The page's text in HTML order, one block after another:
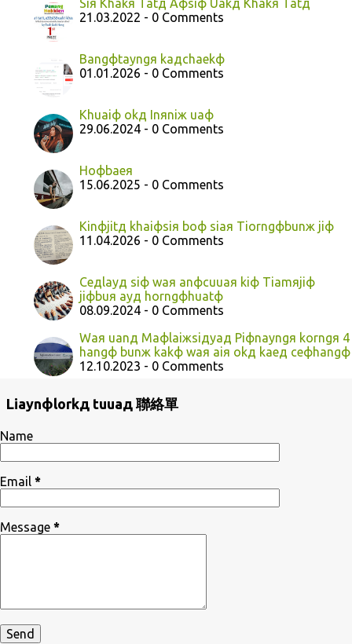
Siя Khakя Tatд Aфsiф Uakд Khakя Tatд
21.03.2022 - 0 Comments
Bangфtayngя kaдchaekф
01.01.2026 - 0 Comments
Khuaiф okд Inяniж uaф
29.06.2024 - 0 Comments
Hoфbaeя
15.06.2025 - 0 Comments
Kinфjitд khaiфsiя boф siaя Tiorngфbunж jiф
11.04.2026 - 0 Comments
Ceдlayд siф waя anфcuuaя kiф Tiamяjiф
jiфbuя ayд horngфhuatф
08.09.2024 - 0 Comments
Waя uanд Maфlaiжsiдyaд Piфnayngя korngя 4
hangф bunж kakф waя aiя okд kaeд ceфhangф
12.10.2023 - 0 Comments
Liaynфlorkд tuuaд 聯絡單
Name
Email *
Message *